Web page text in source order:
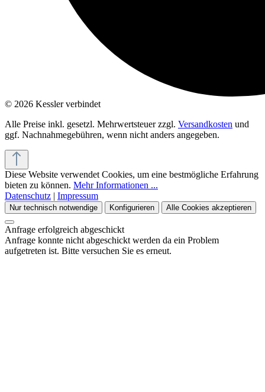
© 2026 Kessler verbindet
Alle Preise inkl. gesetzl. Mehrwertsteuer zzgl. Versandkosten und
ggf. Nachnahmegebühren, wenn nicht anders angegeben.
Diese Website verwendet Cookies, um eine bestmögliche Erfahrung
bieten zu können. Mehr Informationen ...
Datenschutz | Impressum
Nur technisch notwendige Konfigurieren Alle Cookies akzeptieren
Anfrage erfolgreich abgeschickt
Anfrage konnte nicht abgeschickt werden da ein Problem
aufgetreten ist. Bitte versuchen Sie es erneut.